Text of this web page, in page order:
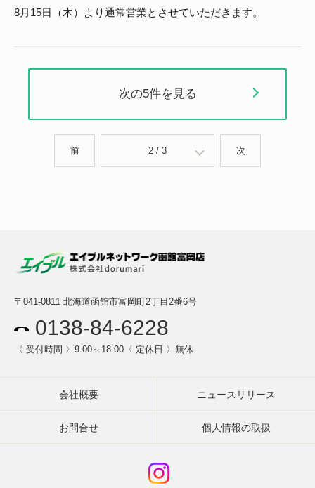
8月15日（木）より通常営業とさせていただきます。
次の5件を見る
前 2 / 3 次
〒041-0811 北海道函館市富岡町2丁目2番6号
0138-84-6228
〈 受付時間 〉9:00～18:00 〈 定休日 〉無休
会社概要 ニュースリリース
お問合せ 個人情報の取扱